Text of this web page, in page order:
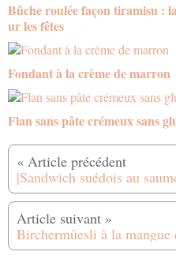
Bûche roulée façon tiramisu :
ur les fêtes
Fondant à la crème de marron
Flan sans pâte crémeux sans
|Sandwich suédois au
Birchermüesli à la mangue